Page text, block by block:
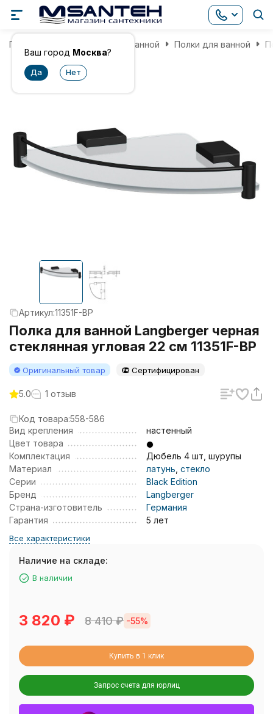
Ваш город Москва?
Главная Аксессуары для ванной Полки для ванной
Артикул:11351F-BP
Полка для ванной Langberger черная
стеклянная угловая 22 см 11351F-BP
Оригинальный товар Сертифицирован
5.0 1 отзыв
Код товара:558-586
Вид крепления
настенный
Цвет товара
Комплектация
Дюбель 4 шт, шурупы
Материал
латунь стекло
Серии
Black Edition
Бренд
Langberger
Страна-изготовитель
Германия
Гарантия
5 лет
Все характеристики
Наличие на складе:
В наличии
3 820 ₽ 8 410₽ -55%
Купить в 1 клик
Запрос счета для юрлиц